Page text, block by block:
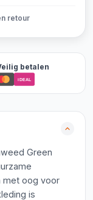
retour
betalen
iDEAL
Green
met oog voor
is